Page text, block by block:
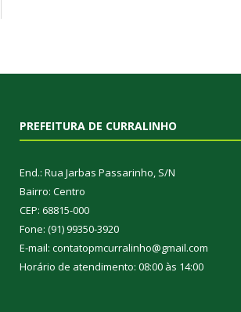
PREFEITURA DE CURRALINHO
End.: Rua Jarbas Passarinho, S/N
Bairro: Centro
CEP: 68815-000
Fone: (91) 99350-3920
E-mail: contatopmcurralinho@gmail.com
Horário de atendimento: 08:00 às 14:00